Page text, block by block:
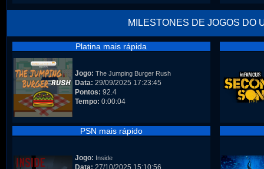
MILESTONES DE JOGOS DO
Platina mais rápida
Jogo: The Jumping Burger Rush
Data: 29/09/2025 17:23:45
Pontos: 92.4
Tempo: 0:00:04
PSN mais rápido
Jogo: Inside
Data: 27/10/2025 15:10:56